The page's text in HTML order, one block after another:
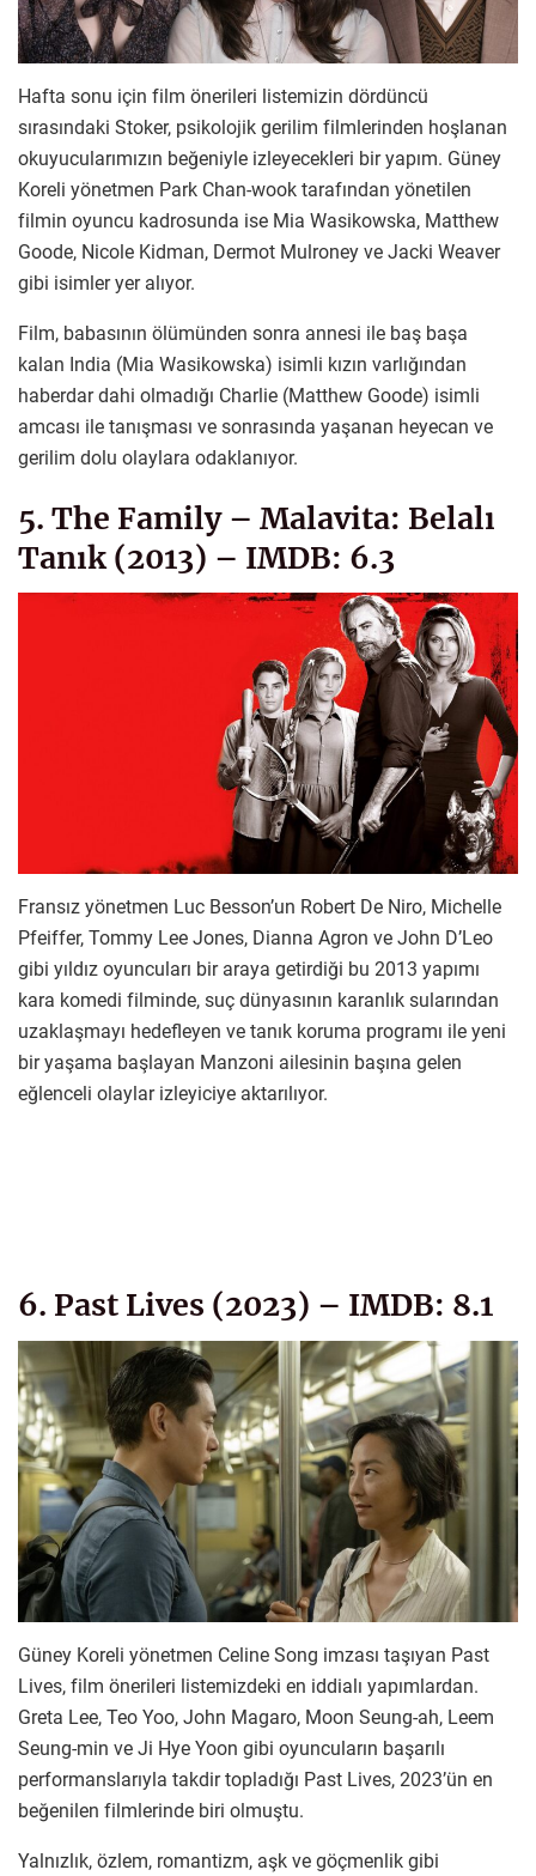
Hafta sonu için film önerileri listemizin dördüncü
sırasındaki Stoker, psikolojik gerilim filmlerinden hoşlanan
okuyucularımızın beğeniyle izleyecekleri bir yapım. Güney
Koreli yönetmen Park Chan-wook tarafından yönetilen
filmin oyuncu kadrosunda ise Mia Wasikowska, Matthew
Goode, Nicole Kidman, Dermot Mulroney ve Jacki Weaver
gibi isimler yer alıyor.
Film, babasının ölümünden sonra annesi ile baş başa
kalan India (Mia Wasikowska) isimli kızın varlığından
haberdar dahi olmadığı Charlie (Matthew Goode) isimli
amcası ile tanışması ve sonrasında yaşanan heyecan ve
gerilim dolu olaylara odaklanıyor.
5. The Family – Malavita: Belalı
Tanık (2013) – IMDB: 6.3
Fransız yönetmen Luc Besson’un Robert De Niro, Michelle
Pfeiffer, Tommy Lee Jones, Dianna Agron ve John D’Leo
gibi yıldız oyuncuları bir araya getirdiği bu 2013 yapımı
kara komedi filminde, suç dünyasının karanlık sularından
uzaklaşmayı hedefleyen ve tanık koruma programı ile yeni
bir yaşama başlayan Manzoni ailesinin başına gelen
eğlenceli olaylar izleyiciye aktarılıyor.
6. Past Lives (2023) – IMDB: 8.1
Güney Koreli yönetmen Celine Song imzası taşıyan Past
Lives, film önerileri listemizdeki en iddialı yapımlardan.
Greta Lee, Teo Yoo, John Magaro, Moon Seung-ah, Leem
Seung-min ve Ji Hye Yoon gibi oyuncuların başarılı
performanslarıyla takdir topladığı Past Lives, 2023’ün en
beğenilen filmlerinde biri olmuştu.
Yalnızlık, özlem, romantizm, aşk ve göçmenlik gibi